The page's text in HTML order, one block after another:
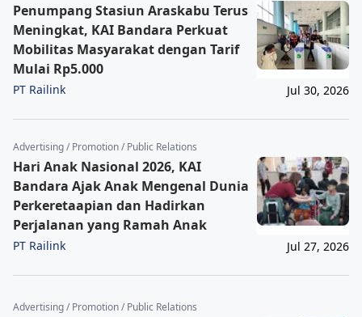
Penumpang Stasiun Araskabu Terus
Meningkat, KAI Bandara Perkuat
Mobilitas Masyarakat dengan Tarif
Mulai Rp5.000
PT Railink Jul 30, 2026
Advertising / Promotion / Public Relations
Hari Anak Nasional 2026, KAI
Bandara Ajak Anak Mengenal Dunia
Perkeretaapian dan Hadirkan
Perjalanan yang Ramah Anak
PT Railink Jul 27, 2026
Advertising / Promotion / Public Relations